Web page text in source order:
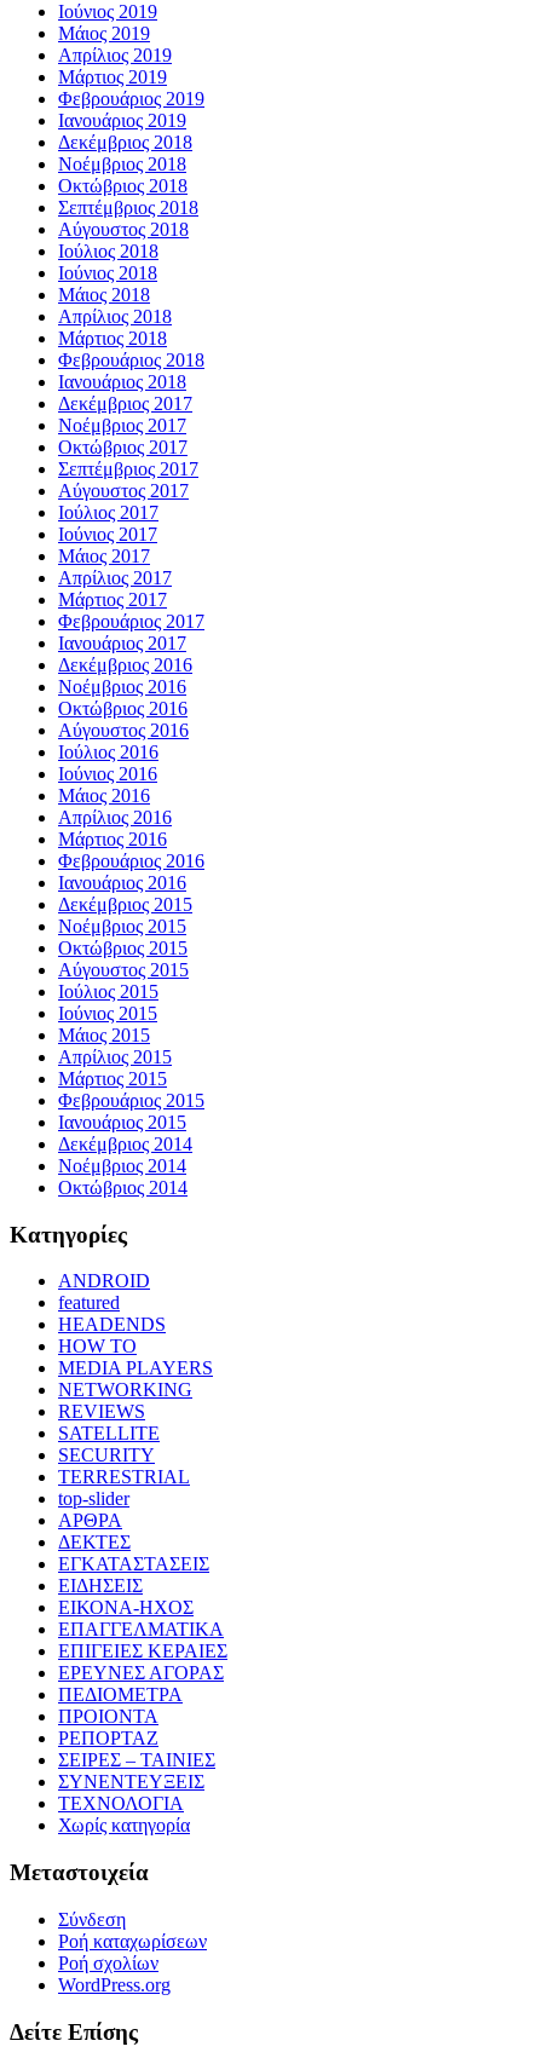
Ιούνιος 2019
Μάιος 2019
Απρίλιος 2019
Μάρτιος 2019
Φεβρουάριος 2019
Ιανουάριος 2019
Δεκέμβριος 2018
Νοέμβριος 2018
Οκτώβριος 2018
Σεπτέμβριος 2018
Αύγουστος 2018
Ιούλιος 2018
Ιούνιος 2018
Μάιος 2018
Απρίλιος 2018
Μάρτιος 2018
Φεβρουάριος 2018
Ιανουάριος 2018
Δεκέμβριος 2017
Νοέμβριος 2017
Οκτώβριος 2017
Σεπτέμβριος 2017
Αύγουστος 2017
Ιούλιος 2017
Ιούνιος 2017
Μάιος 2017
Απρίλιος 2017
Μάρτιος 2017
Φεβρουάριος 2017
Ιανουάριος 2017
Δεκέμβριος 2016
Νοέμβριος 2016
Οκτώβριος 2016
Αύγουστος 2016
Ιούλιος 2016
Ιούνιος 2016
Μάιος 2016
Απρίλιος 2016
Μάρτιος 2016
Φεβρουάριος 2016
Ιανουάριος 2016
Δεκέμβριος 2015
Νοέμβριος 2015
Οκτώβριος 2015
Αύγουστος 2015
Ιούλιος 2015
Ιούνιος 2015
Μάιος 2015
Απρίλιος 2015
Μάρτιος 2015
Φεβρουάριος 2015
Ιανουάριος 2015
Δεκέμβριος 2014
Νοέμβριος 2014
Οκτώβριος 2014
Kατηγορίες
ANDROID
featured
HEADENDS
HOW TO
MEDIA PLAYERS
NETWORKING
REVIEWS
SATELLITE
SECURITY
TERRESTRIAL
top-slider
ΑΡΘΡΑ
ΔΕΚΤΕΣ
ΕΓΚΑΤΑΣΤΑΣΕΙΣ
ΕΙΔΗΣΕΙΣ
ΕΙΚΟΝΑ-ΗΧΟΣ
ΕΠΑΓΓΕΛΜΑΤΙΚΑ
ΕΠΙΓΕΙΕΣ ΚΕΡΑΙΕΣ
ΕΡΕΥΝΕΣ ΑΓΟΡΑΣ
ΠΕΔΙΟΜΕΤΡΑ
ΠΡΟΙΟΝΤΑ
ΡΕΠΟΡΤΑΖ
ΣΕΙΡΕΣ – ΤΑΙΝΙΕΣ
ΣΥΝΕΝΤΕΥΞΕΙΣ
ΤΕΧΝΟΛΟΓΙΑ
Χωρίς κατηγορία
Μεταστοιχεία
Σύνδεση
Ροή καταχωρίσεων
Ροή σχολίων
WordPress.org
Δείτε Επίσης